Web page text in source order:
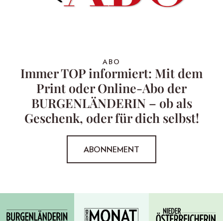
ABO
Immer TOP informiert: Mit dem
Print oder Online-Abo der
BURGENLÄNDERIN – ob als
Geschenk, oder für dich selbst!
ABONNEMENT